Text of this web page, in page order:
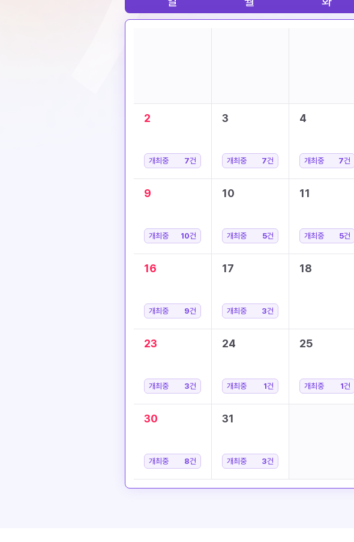
2
개최중 7건
3
개최중 7건
4
개최중 7건
9
개최중 10건
10
개최중 5건
11
개최중 5건
16
개최중 9건
17
개최중 3건
18
23
개최중 3건
24
개최중 1건
25
개최중 1건
30
개최중 8건
31
개최중 3건